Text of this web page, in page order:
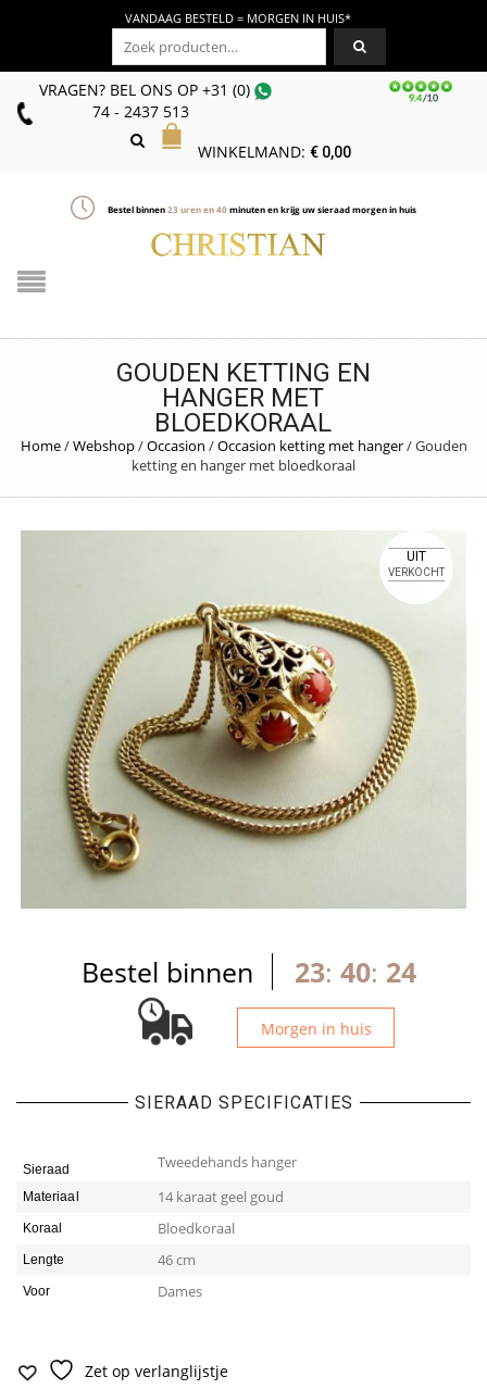
VANDAAG BESTELD = MORGEN IN HUIS*
Zoeken naar:
VRAGEN? BEL ONS OP+31 (0)
74 - 2437 513
WINKELMAND: €0,00
Bestel binnen23uren en40minuten en krijg uw sieraad morgen in huis
GOUDEN KETTING EN
HANGER MET
BLOEDKORAAL
Home/Webshop/Occasion /Occasion ketting met hanger/Gouden
ketting en hanger met bloedkoraal
UIT
VERKOCHT
Bestel binnen 23: 40: 24
Morgen in huis
SIERAAD SPECIFICATIES
Sieraad Tweedehands hanger
Materiaal 14 karaat geel goud
Koraal Bloedkoraal
Lengte 46 cm
Voor Dames
Zet op verlanglijstje